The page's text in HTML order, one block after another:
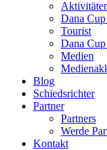
Dana
Tourist
Dana
Medien
Blog
Schiedsrichter
Partner
Partners
Werde
Kontakt